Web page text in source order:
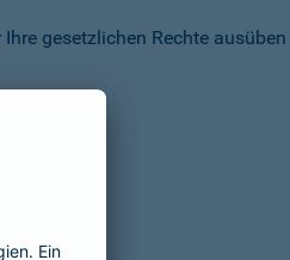
gesetzlichen Rechte ausüben